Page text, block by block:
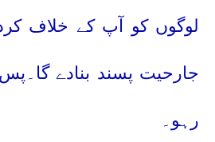
لوگوں کو آپ کے خلاف
جارحیت پسند بنادے گا۔پس
رہو۔